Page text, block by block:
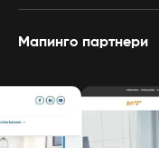
Мапинго партнери